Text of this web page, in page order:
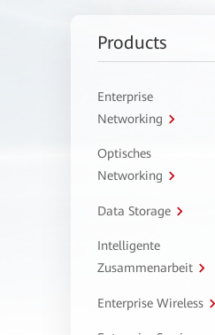
Products
Enterprise
Networking
Optisches
Networking
Data Storage
Intelligente
Zusammenarbeit
Enterprise Wireless